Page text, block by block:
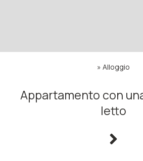
» Alloggio
Appartamento con
letto